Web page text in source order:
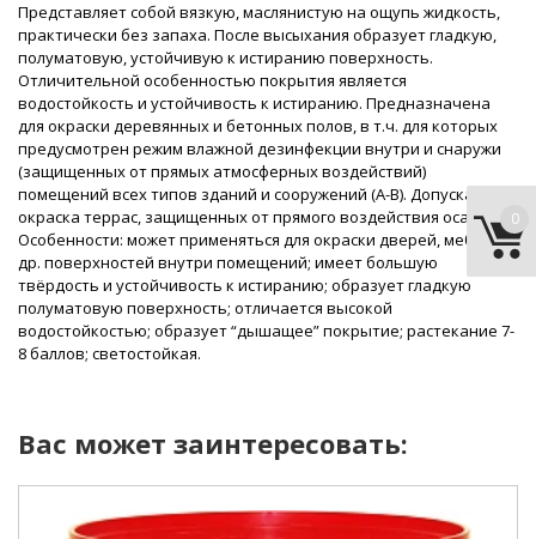
Представляет собой вязкую, маслянистую на ощупь жидкость,
практически без запаха. После высыхания образует гладкую,
полуматовую, устойчивую к истиранию поверхность.
Отличительной особенностью покрытия является
водостойкость и устойчивость к истиранию. Предназначена
для окраски деревянных и бетонных полов, в т.ч. для которых
предусмотрен режим влажной дезинфекции внутри и снаружи
(защищенных от прямых атмосферных воздействий)
помещений всех типов зданий и сооружений (А-В). Допускается
окраска террас, защищенных от прямого воздействия осадков.
Особенности: может применяться для окраски дверей, мебели и
др. поверхностей внутри помещений; имеет большую
твёрдость и устойчивость к истиранию; образует гладкую
полуматовую поверхность; отличается высокой
водостойкостью; образует “дышащее” покрытие; растекание 7-
8 баллов; светостойкая.
Вас может заинтересовать:
0